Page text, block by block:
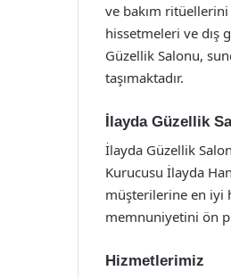
ve bakım
hissetmeleri ve
Güzellik Salonu,
taşımaktadır.
İlayda Güzellik
İlayda Güzellik
Kurucusu İlayda
müşterilerine en iyi
memnuniyetini ön
Hizmetlerimiz